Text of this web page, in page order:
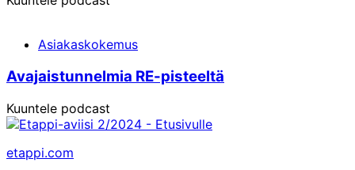
Asiakaskokemus
Avajais­tunnelmia RE-pisteeltä
Kuuntele podcast
etappi.com